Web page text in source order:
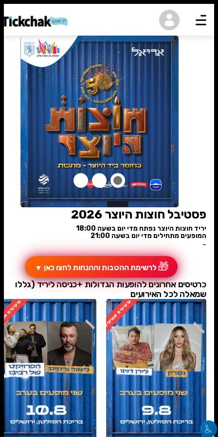
נגישות
פסטיבל חוצות היוצר 2026
יריד חוצות היוצר נפתח מדי יום בשעה 18:00
המופעים מתחילים מדי יום בשעה 21:00
-
🎁 לרשימת ההטבות וההנחות לחצו כאן ▼
כרטיסים אחרונים להופעות הגדולות +כניסה ליריד (גללו
שמאלה לכל האירועים
כרטיסים אחרונים כרטיסים